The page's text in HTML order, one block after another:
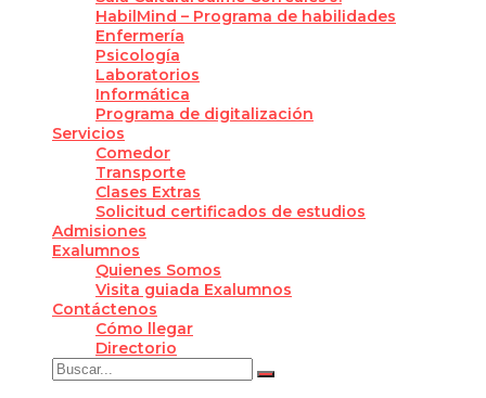
HabilMind – Programa de habilidades
Enfermería
Psicología
Laboratorios
Informática
Programa de digitalización
Servicios
Comedor
Transporte
Clases Extras
Solicitud certificados de estudios
Admisiones
Exalumnos
Quienes Somos
Visita guiada Exalumnos
Contáctenos
Cómo llegar
Directorio